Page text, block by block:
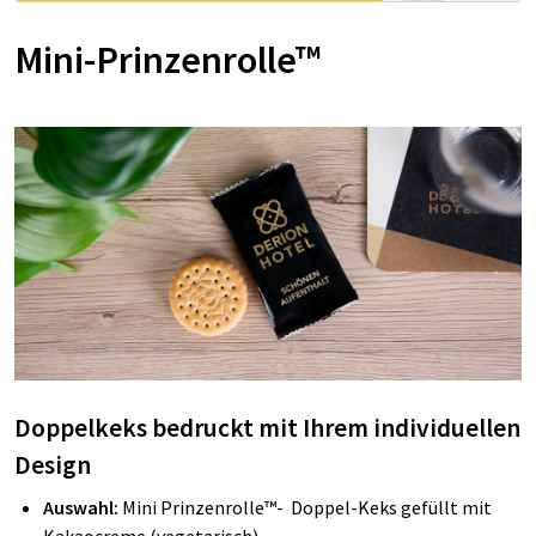
Mini-Prinzenrolle™
Doppelkeks bedruckt mit Ihrem individuellen
Design
Auswahl: Mini Prinzenrolle™- Doppel-Keks gefüllt mit